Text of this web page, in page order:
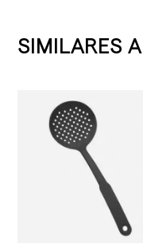
SIMILARES